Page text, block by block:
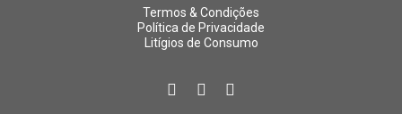
Termos & Condições
Política de Privacidade
Litígios de Consumo